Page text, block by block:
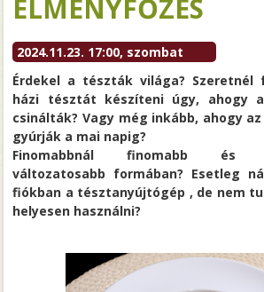
ÉLMÉNYFŐZÉS
2024.11.23. 17:00, szombat
Érdekel a tészták világa? Szeretnél
házi tésztát készíteni úgy, ahogy
csinálták? Vagy még inkább, ahogy
gyúrják a mai napig?
Finomabbnál finomabb és
változatosabb formában? Esetleg
fiókban a tésztanyújtógép , de nem
helyesen használni?